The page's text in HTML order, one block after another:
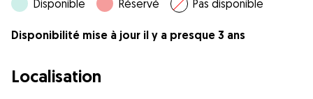
Disponible Réservé Pas disponible
Disponibilité mise à jour il y a presque 3 ans
Localisation